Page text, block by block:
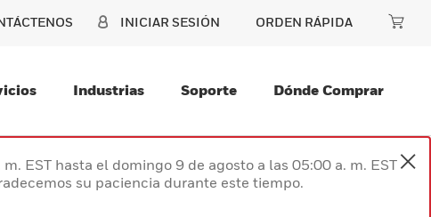
INICIAR SESIÓN ORDEN RÁPIDA
Industrias Soporte Dónde Comprar
EST hasta el domingo 9 de agosto a las 05:00 a. m. EST
su paciencia durante este tiempo.